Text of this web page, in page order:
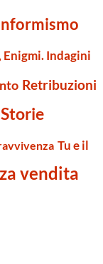
Enigmi. Indagini
Retribuzioni
Storie
Tu e il
vendita